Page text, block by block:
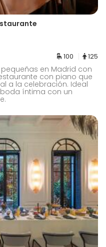
100 125
en Madrid con
con piano que
a la celebración. Ideal
íntima con un